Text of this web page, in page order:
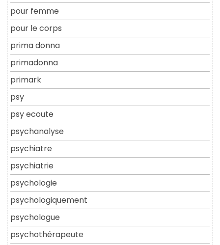
pour femme
pour le corps
prima donna
primadonna
primark
psy
psy ecoute
psychanalyse
psychiatre
psychiatrie
psychologie
psychologiquement
psychologue
psychothérapeute